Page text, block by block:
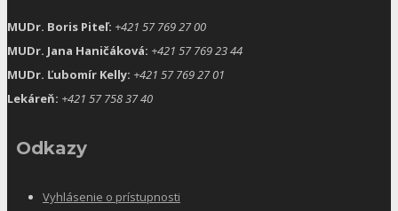
MUDr. Boris Piteľ: +421 57 769 27 00
MUDr. Jana Haničáková: +421 57 769 23 44
MUDr. Ľubomír Kelly: +421 57 769 27 01
Lekáreň: +421 57 758 37 40
Odkazy
Vyhlásenie o prístupnosti